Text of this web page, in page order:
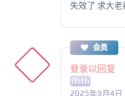
失效了 求大老
会员
登录以回复
fftth
2025年9月4日